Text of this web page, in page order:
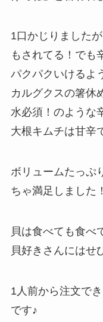
1口かじりました
もされてる！でも
パクパクいけるよ
カルグクスの箸休
水必須！のような
大根キムチは甘辛
ボリュームたっぷ
ちゃ満足しました！
貝は食べても食べ
貝好きさんにはせ
1人前から注文で
です♪